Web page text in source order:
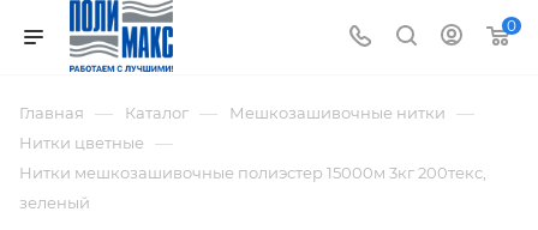
0
Главная — Каталог — Мешкозашивочные нитки —
Нитки цветные —
Нитки мешкозашивочные полиэстер 15000м 3кг 200текс,
зеленый